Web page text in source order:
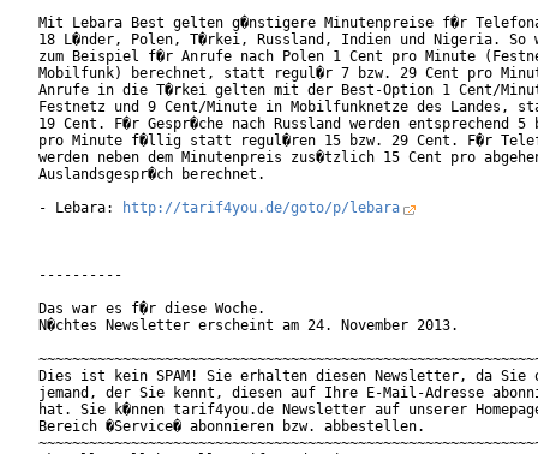
Mit Lebara Best gelten g�nstigere Minutenpreise f�r
18 L�nder, Polen, T�rkei, Russland, Indien und Nigeria. So
zum Beispiel f�r Anrufe nach Polen 1 Cent pro Minute
Mobilfunk) berechnet, statt regul�r 7 bzw. 29 Cent pro
Anrufe in die T�rkei gelten mit der Best-Option 1 Cent/
Festnetz und 9 Cent/Minute in Mobilfunknetze des Landes,
19 Cent. F�r Gespr�che nach Russland werden entsprechend 5
pro Minute f�llig statt regul�ren 15 bzw. 29 Cent. F�r
werden neben dem Minutenpreis zus�tzlich 15 Cent pro
Auslandsgespr�ch berechnet.
- Lebara:
http://tarif4you.de/goto/p/lebara
----------
Das war es f�r diese Woche.
N�chtes Newsletter erscheint am 24. November 2013.
Dies ist kein SPAM! Sie erhalten diesen Newsletter, da Sie
jemand, der Sie kennt, diesen auf Ihre E-Mail-Adresse
hat. Sie k�nnen tarif4you.de Newsletter auf unserer
Bereich �Service� abonnieren bzw. abbestellen.